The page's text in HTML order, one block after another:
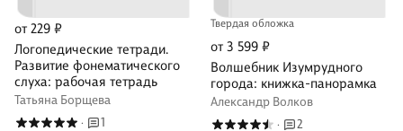
от 229 ₽
Логопедические тетради.
Развитие фонематического
слуха: рабочая тетрадь
Татьяна Борщева
· 1
Твердая обложка
от 3 599 ₽
Волшебник Изумрудного
города: книжка-панорамка
Александр Волков
· 2